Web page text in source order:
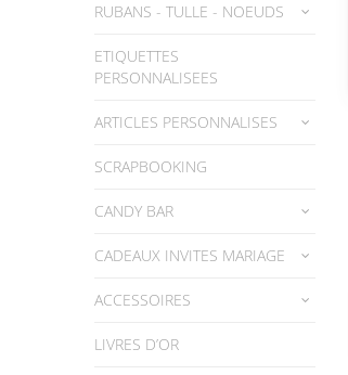
RUBANS - TULLE - NOEUDS
ETIQUETTES
PERSONNALISEES
ARTICLES PERSONNALISES
SCRAPBOOKING
CANDY BAR
CADEAUX INVITES MARIAGE
ACCESSOIRES
LIVRES D’OR